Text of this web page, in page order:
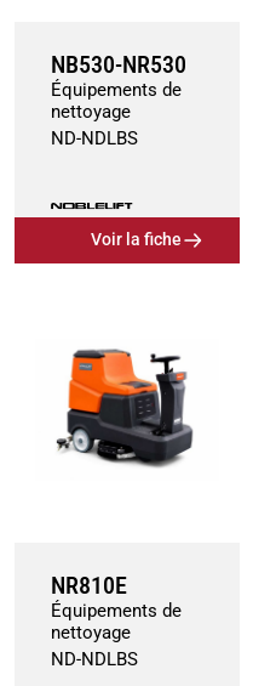
NB530-NR530
Équipements de
nettoyage
ND-NDLBS
Voir la fiche
NR810E
Équipements de
nettoyage
ND-NDLBS